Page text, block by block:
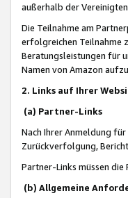
außerhalb der
Die Teilnahme am
erfolgreichen Teilnahme
Beratungsleistungen für
Namen von Amazon
2. Links auf Ihrer
(a) Partner-Links
Nach Ihrer Anmeldung
Zurückverfolgung,
Partner-Links müssen die
(b) Allgemeine